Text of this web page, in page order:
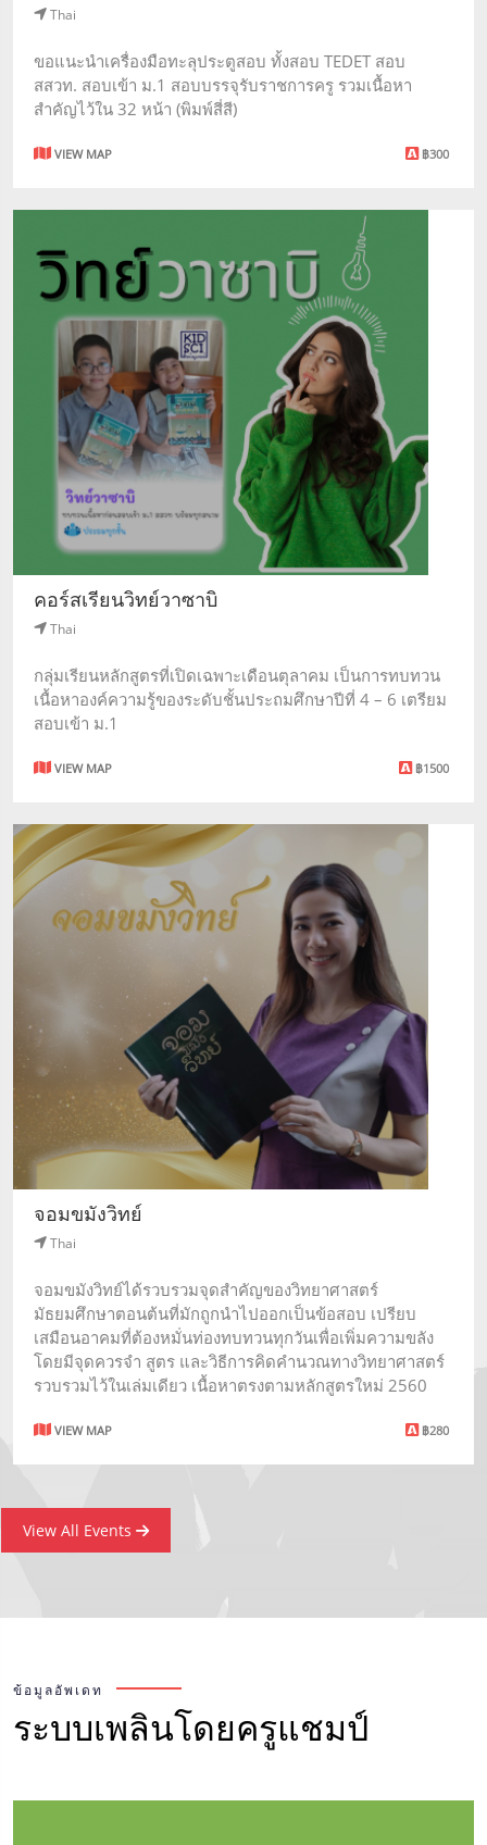
Thai
ขอแนะนำเครื่องมือทะลุประตูสอบ ทั้งสอบ TEDET สอบ
สสวท. สอบเข้า ม.1 สอบบรรจุรับราชการครู รวมเนื้อหา
สำคัญไว้ใน 32 หน้า (พิมพ์สี่สี)
VIEW MAP ฿300
คอร์สเรียนวิทย์วาซาบิ
Thai
กลุ่มเรียนหลักสูตรที่เปิดเฉพาะเดือนตุลาคม เป็นการทบทวน
เนื้อหาองค์ความรู้ของระดับชั้นประถมศึกษาปีที่ 4 – 6 เตรียม
สอบเข้า ม.1
VIEW MAP ฿1500
จอมขมังวิทย์
Thai
จอมขมังวิทย์ได้รวบรวมจุดสำคัญของวิทยาศาสตร์
มัธยมศึกษาตอนต้นที่มักถูกนำไปออกเป็นข้อสอบ เปรียบ
เสมือนอาคมที่ต้องหมั่นท่องทบทวนทุกวันเพื่อเพิ่มความขลัง
โดยมีจุดควรจำ สูตร และวิธีการคิดคำนวณทางวิทยาศาสตร์
รวบรวมไว้ในเล่มเดียว เนื้อหาตรงตามหลักสูตรใหม่ 2560
VIEW MAP ฿280
View All Events
ข้อมูลอัพเดท
ระบบเพลินโดยครูแชมป์